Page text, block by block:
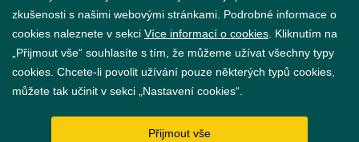
GDPR
zkušenosti s našimi webovými stránkami. Podrobné informace o
cookies naleznete v sekci Více informací o cookies . Kliknutím na
„Přijmout vše“ souhlasíte s tím, že můžeme užívat všechny typy
cookies. Chcete-li povolit užívání pouze některých typů cookies,
můžete tak učinit v sekci „Nastavení cookies“.
Přijmout vše